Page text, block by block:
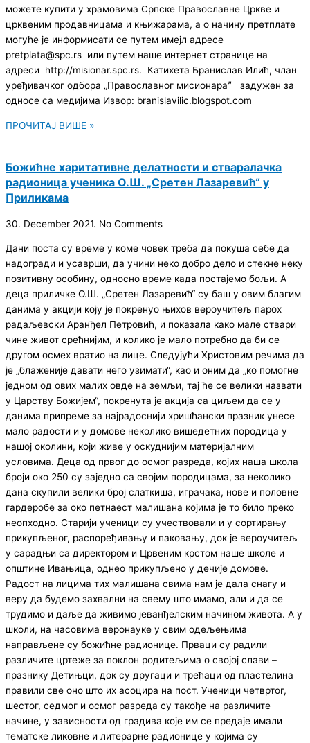
можете купити у храмовима Српске Православне Цркве и
црквеним продавницама и књижарама, а о начину претплате
могуће је информисати се путем имејл адресе
pretplata@spc.rs или путем наше интернет странице на
адреси http://misionar.spc.rs. Катихета Бранислав Илић, члан
уређивачког одбора „Православног мисионараˮ задужен за
односе са медијима Извор: branislavilic.blogspot.com
ПРОЧИТАЈ ВИШЕ »
Божићне харитативне делатности и стваралачка
радионица ученика О.Ш. „Сретен Лазаревић“ у
Приликама
30. December 2021. No Comments
Дани поста су време у коме човек треба да покуша себе да
надогради и усаврши, да учини неко добро дело и стекне неку
позитивну особину, односно време када постајемо бољи. А
деца приличке О.Ш. „Сретен Лазаревић“ су баш у овим благим
данима у акцији коју је покренуо њихов вероучитељ парох
радаљевски Аранђел Петровић, и показала како мале ствари
чине живот срећнијим, и колико је мало потребно да би се
другом осмех вратио на лице. Следујући Христовим речима да
је „блаженије давати него узимати“, као и оним да „ко помогне
једном од ових малих овде на земљи, тај ће се велики назвати
у Царству Божијем“, покренута је акција са циљем да се у
данима припреме за најрадоснији хришћански празник унесе
мало радости и у домове неколико вишедетних породица у
нашој околини, који живе у оскуднијим материјалним
условима. Деца од првог до осмог разреда, којих наша школа
броји око 250 су заједно са својим породицама, за неколико
дана скупили велики број слаткиша, играчака, нове и половне
гардеробе за око петнаест малишана којима је то било преко
неопходно. Старији ученици су учествовали и у сортирању
прикупљеног, распоређивању и паковању, док је вероучитељ
у сарадњи са директором и Црвеним крстом наше школе и
општине Ивањица, однео прикупљено у дечије домове.
Радост на лицима тих малишана свима нам је дала снагу и
веру да будемо захвални на свему што имамо, али и да се
трудимо и даље да живимо јеванђелским начином живота. А у
школи, на часовима веронауке у свим одељењима
направљене су божићне радионице. Прваци су радили
различите цртеже за поклон родитељима о својој слави –
празнику Детињци, док су другаци и трећаци од пластелина
правили све оно што их асоцира на пост. Ученици четвртог,
шестог, седмог и осмог разреда су такође на различите
начине, у зависности од градива које им се предаје имали
тематске ликовне и литерарне радионице у којима су